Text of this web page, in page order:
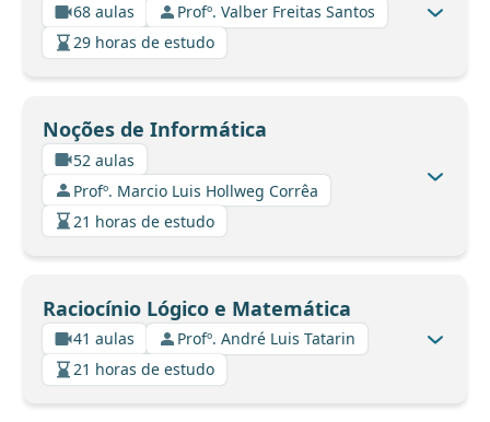
68 aulas
Profº. Valber Freitas Santos
29 horas de estudo
Noções de Informática
52 aulas
Profº. Marcio Luis Hollweg Corrêa
21 horas de estudo
Raciocínio Lógico e Matemática
41 aulas
Profº. André Luis Tatarin
21 horas de estudo